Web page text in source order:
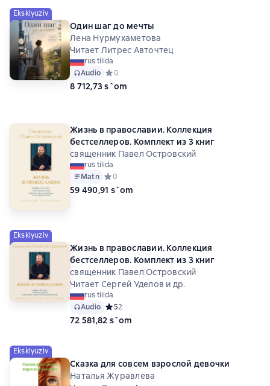
Eksklyuziv
Один шаг до мечты
Лена Нурмухаметова
Читает Литрес Авточтец
rus tilida
Audio Средний рейтинг 0 на основе 0 оценок
0
8 712,73 s`om
Жизнь в православии. Коллекция
бестселлеров. Комплект из 3 книг
священник Павел Островский
rus tilida
Matn Средний рейтинг 0 на основе 0 оценок
0
59 490,91 s`om
Eksklyuziv
Жизнь в православии. Коллекция
бестселлеров. Комплект из 3 книг
священник Павел Островский
Читает Сергей Уделов и др.
rus tilida
Audio Средний рейтинг 5 на основе 2 оценок
52
72 581,82 s`om
Eksklyuziv
Сказка для совсем взрослой девочки
Наталья Журавлева